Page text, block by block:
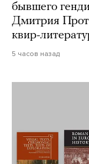
бывшего
Дмитрия
квир-
5 часов назад